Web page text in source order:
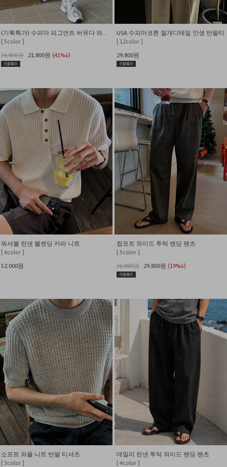
(기획특가) 수피마 피그먼트 버뮤다 와이드 쇼츠
[ 5color ]
36,800원
21,800원 (41%↓)
USA 수피마코튼 절개디테일 인생 반팔티
[ 12color ]
29,800원
워셔블 린넨 블렌딩 카라 니트
[ 6color ]
52,000원
컴포트 와이드 투턱 밴딩 팬츠
[ 5color ]
36,800원
29,800원 (19%↓)
소프트 와플 니트 반팔 티셔츠
[ 3color ]
데일리 린넨 투턱 와이드 밴딩 팬츠
[ 4color ]